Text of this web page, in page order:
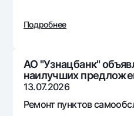
Для всех USD
Золотые слитки от НБУ
Серебряный депозит
Mastercard
Зарплатные
Garmin pay
Эскроу-cчёт
Акции
Мобильное
Подробнее
АО "Узнацбанк"
наилучших
13.07.2026
Ремонт пунктов